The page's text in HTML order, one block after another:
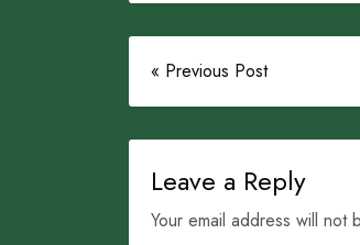
« Previous Post
Leave a Reply
Your email address will